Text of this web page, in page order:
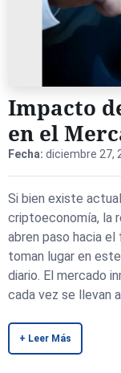
Impacto
en el
Fecha: diciembre 27,
Si bien existe
criptoeconomía, la
abren paso hacia
toman lugar en
diario. El mercado
cada vez se llevan
+ Leer Más